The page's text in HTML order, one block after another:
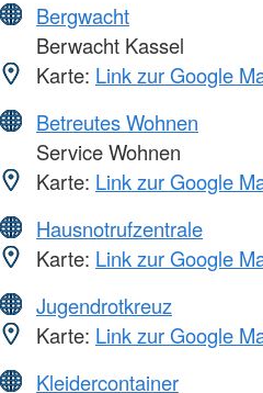
Bergwacht
Berwacht Kassel
Karte: Link zur Google
Betreutes Wohnen
Service Wohnen
Karte: Link zur Google
Hausnotrufzentrale
Karte: Link zur Google
Jugendrotkreuz
Karte: Link zur Google
Kleidercontainer